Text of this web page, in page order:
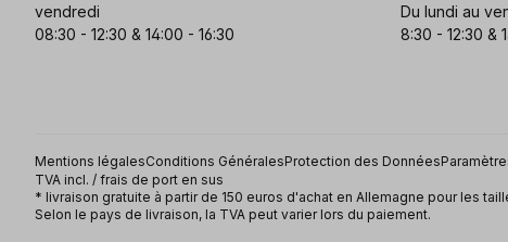
vendredi
08:30 - 12:30 & 14:00 - 16:30
Du lundi au
8:30 - 12:30 &
Mentions légalesConditions GénéralesProtection des Données
TVA incl. / frais de port en sus
* livraison gratuite à partir de 150 euros d'achat en Allemagne pour les
Selon le pays de livraison, la TVA peut varier lors du paiement.